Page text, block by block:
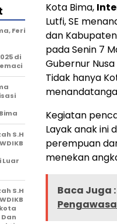
Kota Bima,
Lutfi, SE
dan
pada Senin 7
Gubernur Nusa
Tidak hanya
Kegiatan
Layak anak ini
perempuan
menekan
Baca Juga :
Feri
di
S.H
Luar
S.H